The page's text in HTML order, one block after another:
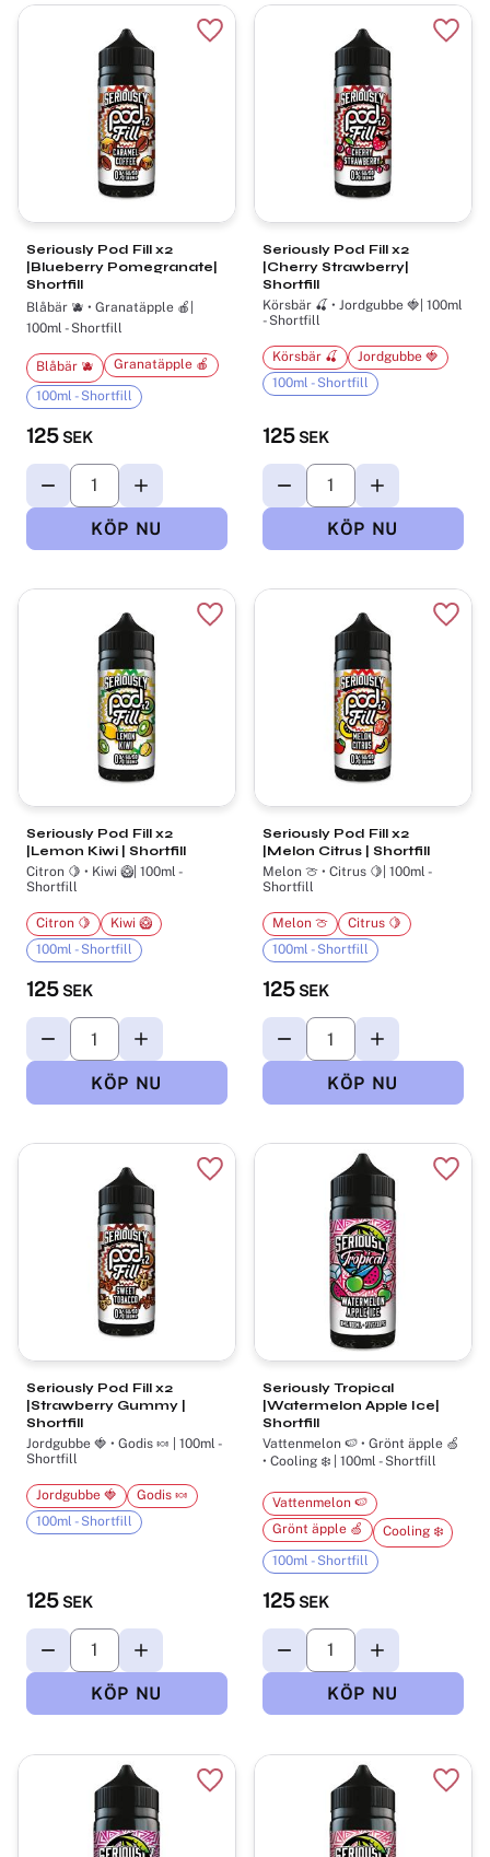
Seriously Pod Fill x2
|Blueberry Pomegranate|
Shortfill
Blåbär 🫐 • Granatäpple 🍎|
100ml - Shortfill
125 SEK
Blåbär 🫐 Granatäpple 🍎
100ml - Shortfill
Lägg till i favoriter
Seriously Pod Fill x2
|Cherry Strawberry|
Shortfill
Körsbär 🍒 • Jordgubbe 🍓| 100ml
- Shortfill
125 SEK
Körsbär 🍒
Jordgubbe 🍓
100ml - Shortfill
Seriously Pod Fill x2
|Lemon Kiwi | Shortfill
Citron 🍋 • Kiwi 🥝| 100ml -
Shortfill
125 SEK
Citron 🍋
Kiwi 🥝
100ml - Shortfill
Lägg till i favoriter
Seriously Pod Fill x2
|Melon Citrus | Shortfill
Melon 🍈 • Citrus 🍋| 100ml -
Shortfill
125 SEK
Melon 🍈
Citrus 🍋
100ml - Shortfill
Seriously Pod Fill x2
|Strawberry Gummy |
Shortfill
Jordgubbe 🍓 • Godis 🍬 | 100ml -
Shortfill
125 SEK
Jordgubbe 🍓
Godis 🍬
100ml - Shortfill
Lägg till i favoriter
Seriously Tropical
|Watermelon Apple Ice|
Shortfill
Vattenmelon 🍉 • Grönt äpple 🍏
• Cooling ❄️ | 100ml - Shortfill
125 SEK
Vattenmelon 🍉
Grönt äpple 🍏
Cooling ❄️
100ml - Shortfill
Lägg till i favoriter